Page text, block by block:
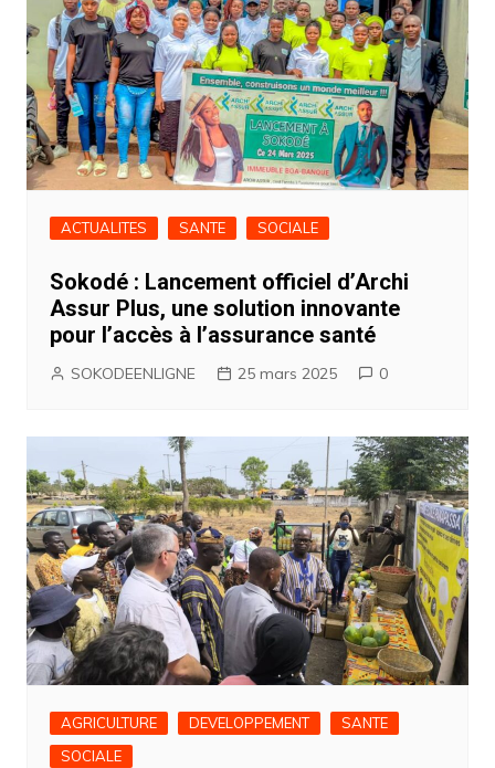
ACTUALITES SANTE SOCIALE
Sokodé : Lancement officiel d’Archi
Assur Plus, une solution innovante
pour l’accès à l’assurance santé
SOKODEENLIGNE 25 mars 2025 0
AGRICULTURE DEVELOPPEMENT
SANTE
SOCIALE